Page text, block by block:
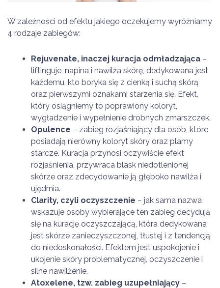
W zależności od efektu jakiego oczekujemy wyróżniamy
4 rodzaje zabiegów:
Rejuvenate, inaczej kuracja odmładzająca –
liftinguje, napina i nawilża skórę, dedykowana jest
każdemu, kto boryka się z cienką i suchą skórą
oraz pierwszymi oznakami starzenia się. Efekt,
który osiągniemy to poprawiony koloryt,
wygładzenie i wypełnienie drobnych zmarszczek.
Opulence – zabieg rozjaśniający dla osób, które
posiadają nierówny koloryt skóry oraz plamy
starcze. Kuracja przynosi oczywiście efekt
rozjaśnienia, przywraca blask niedotlenionej
skórze oraz zdecydowanie ją głęboko nawilża i
ujędrnia.
Clarity, czyli oczyszczenie – jak sama nazwa
wskazuje osoby wybierające ten zabieg decydują
się na kurację oczyszczającą, która dedykowana
jest skórze zanieczyszczonej, tłustej i z tendencją
do niedoskonałości. Efektem jest uspokojenie i
ukojenie skóry problematycznej, oczyszczenie i
silne nawilżenie.
Atoxelene, tzw. zabieg uzupełniający –